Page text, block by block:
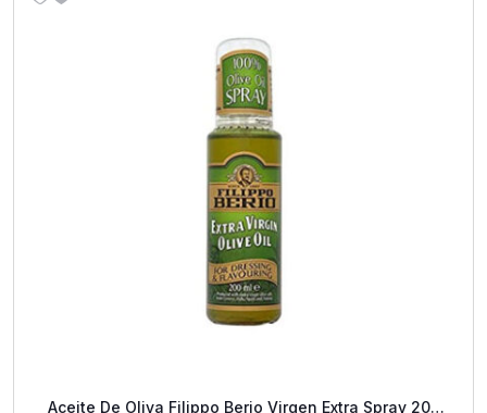
Aceite De Oliva Filippo Berio Virgen Extra Spray 200